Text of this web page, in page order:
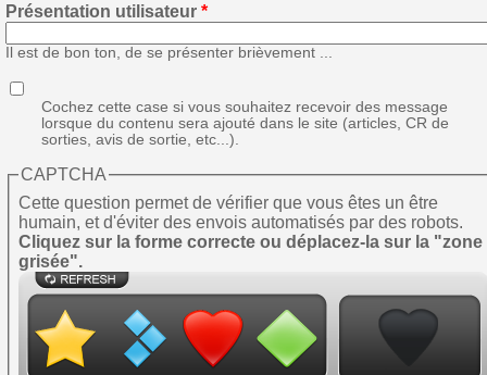
Présentation utilisateur *
Il est de bon ton, de se présenter brièvement ...
Cochez cette case si vous souhaitez recevoir des message
lorsque du contenu sera ajouté dans le site (articles, CR de
sorties, avis de sortie, etc...).
CAPTCHA
Cette question permet de vérifier que vous êtes un être
humain, et d'éviter des envois automatisés par des robots.
Cliquez sur la forme correcte ou déplacez-la sur la "zone
grisée".